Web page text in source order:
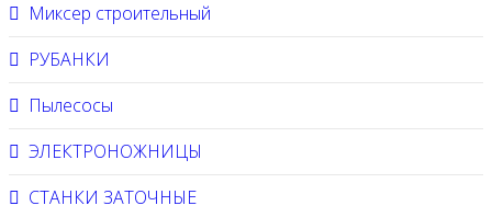
Миксер строительный
РУБАНКИ
Пылесосы
ЭЛЕКТРОНОЖНИЦЫ
СТАНКИ ЗАТОЧНЫЕ